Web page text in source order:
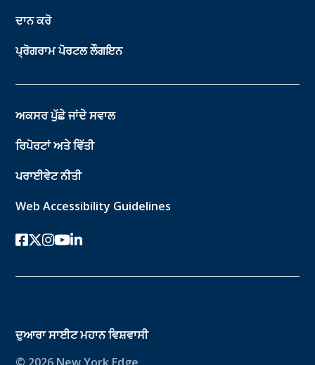
ਦਾਨ ਕਰੋ
ਪ੍ਰੋਗਰਾਮ ਪੋਰਟਲ ਲੌਗਇਨ
ਅਕਸਰ ਪੁੱਛੇ ਜਾਂਦੇ ਸਵਾਲ
ਰਿਪੋਰਟਾਂ ਅਤੇ ਵਿੱਤੀ
ਪਰਾਈਵੇਟ ਨੀਤੀ
Web Accessibility Guidelines
ਫੇਸਬੁੱਕ
ਟਵਿੱਟਰ-ਐਕਸ
instagram
youtube
ਲਿੰਕਡਇਨ
ਦੁਆਰਾ ਸਾਈਟਮਹਾਨ ਵਿਸ਼ਵਾਸੀ
© 2026 New York Edge